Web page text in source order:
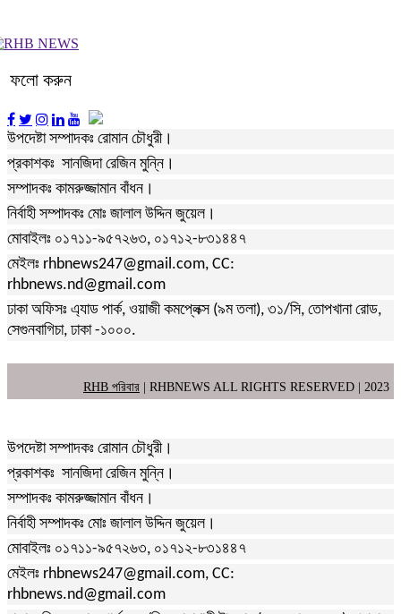
ফলো করুন
উপদেষ্টা সম্পাদকঃ রোমান চৌধুরী।
প্রকাশকঃ সানজিদা রেজিন মুন্নি।
সম্পাদকঃ কামরুজ্জামান বাঁধন।
নির্বাহী সম্পাদকঃ মোঃ জালাল উদ্দিন জুয়েল।
মোবাইলঃ ০১৭১১-৯৫৭২৬৩, ০১৭১২-৮৩১৪৪৭
মেইলঃ rhbnews247@gmail.com, CC:
rhbnews.nd@gmail.com
ঢাকা অফিসঃ এ্যাড পার্ক, ওয়াজী কমপ্লেক্স (৯ম তলা), ৩১/সি, তোপখানা রোড,
সেগুনবাগিচা, ঢাকা -১০০০.
RHB পরিবার | RHBNEWS ALL RIGHTS RESERVED | 2023
উপদেষ্টা সম্পাদকঃ রোমান চৌধুরী।
প্রকাশকঃ সানজিদা রেজিন মুন্নি।
সম্পাদকঃ কামরুজ্জামান বাঁধন।
নির্বাহী সম্পাদকঃ মোঃ জালাল উদ্দিন জুয়েল।
মোবাইলঃ ০১৭১১-৯৫৭২৬৩, ০১৭১২-৮৩১৪৪৭
মেইলঃ rhbnews247@gmail.com, CC:
rhbnews.nd@gmail.com